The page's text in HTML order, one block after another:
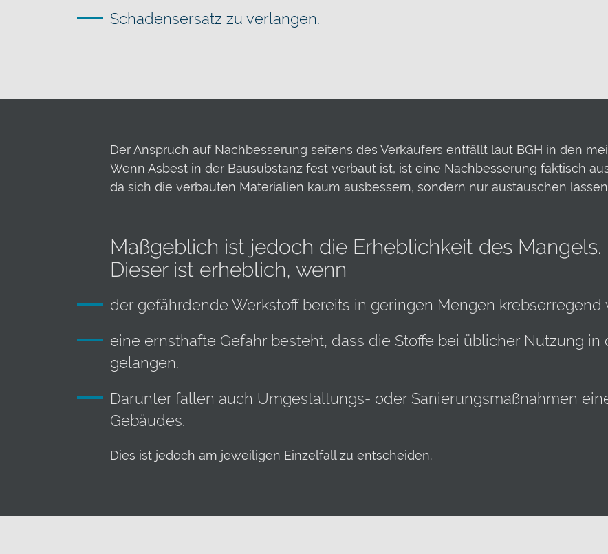
Schadensersatz zu verlangen.
Der Anspruch auf Nachbesserung seitens des Verkäufers entfällt laut BGH in den
Wenn Asbest in der Bausubstanz fest verbaut ist, ist eine Nachbesserung faktisch
da sich die verbauten Materialien kaum ausbessern, sondern nur austauschen
Maßgeblich ist jedoch die Erheblichkeit des Mangels.
Dieser ist erheblich, wenn
der gefährdende Werkstoff bereits in geringen Mengen krebserregend
eine ernsthafte Gefahr besteht, dass die Stoffe bei üblicher Nutzung
gelangen.
Darunter fallen auch Umgestaltungs- oder Sanierungsmaßnahmen
Gebäudes.
Dies ist jedoch am jeweiligen Einzelfall zu entscheiden.